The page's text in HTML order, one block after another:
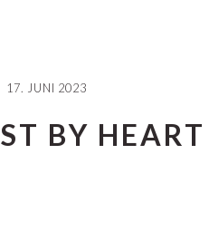
17. JUNI 2023
BY HEART